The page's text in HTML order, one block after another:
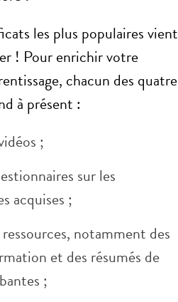
les plus populaires vient
! Pour enrichir votre
chacun des quatre
à présent :
;
sur les
acquises ;
notamment des
et des résumés de
;